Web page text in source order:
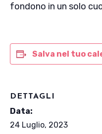
fondono in un solo
Salva nel tuo
DETTAGLI
Data:
24 Luglio, 2023